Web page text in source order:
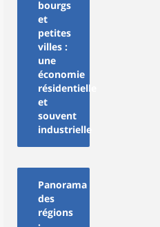
bourgs
et
petites
villes :
une
économie
résidentielle
et
souvent
industrielle
Panorama
des
régions